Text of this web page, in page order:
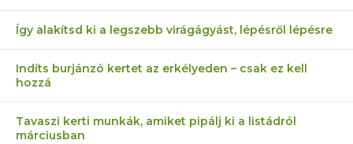
Így alakítsd ki a legszebb virágágyást, lépésről lépésre
Indíts burjánzó kertet az erkélyeden – csak ez kell
hozzá
Tavaszi kerti munkák, amiket pipálj ki a listádról
márciusban